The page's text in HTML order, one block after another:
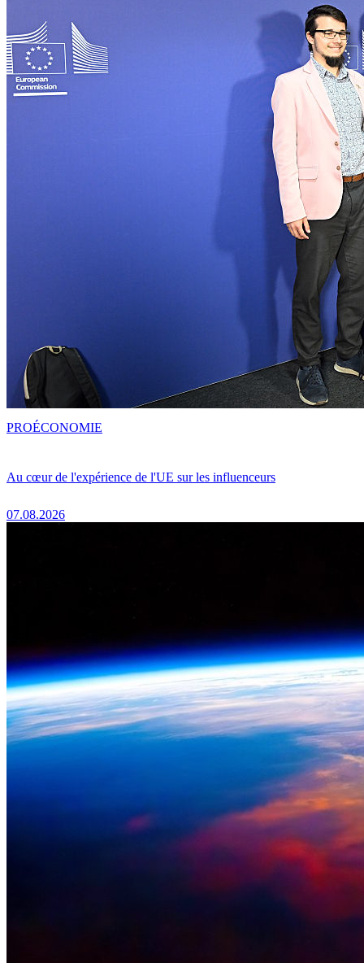
Au cœur de l'expérience de l'UE sur les influenceurs
07.08.2026
PROÉCONOMIE